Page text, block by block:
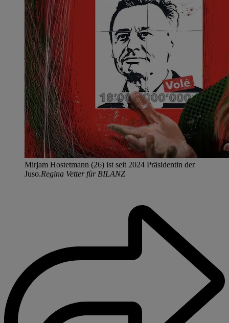
Mirjam Hostetmann (26) ist seit 2024 Präsidentin der
Juso.Regina Vetter für BILANZ